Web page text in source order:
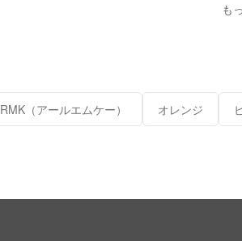
も
RMK（アールエムケー） オレンジ